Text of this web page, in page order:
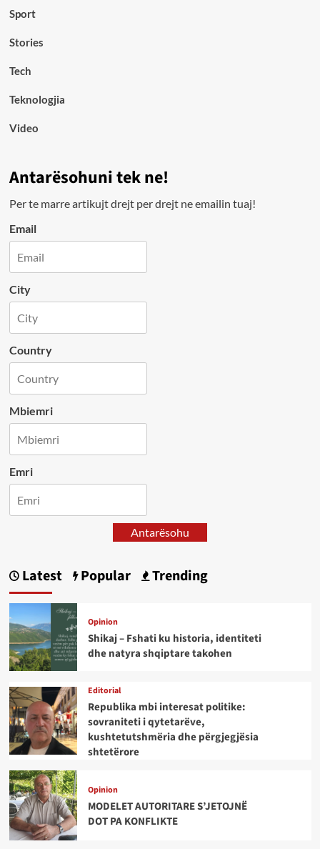
Sport
Stories
Tech
Teknologjia
Video
Antarësohuni tek ne!
Per te marre artikujt drejt per drejt ne emailin tuaj!
Email
City
Country
Mbiemri
Emri
Antarësohu
Latest Popular Trending
Opinion
Shikaj – Fshati ku historia, identiteti
dhe natyra shqiptare takohen
Editorial
Republika mbi interesat politike:
sovraniteti i qytetarëve,
kushtetutshmëria dhe përgjegjësia
shtetërore
Opinion
MODELET AUTORITARE S’JETOJNË
DOT PA KONFLIKTE